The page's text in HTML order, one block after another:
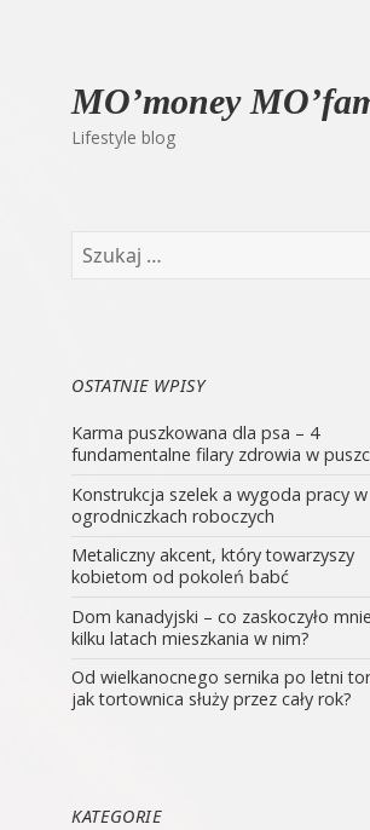
MO’money
Lifestyle blog
OSTATNIE WPISY
Karma puszkowana dla psa – 4
fundamentalne filary zdrowia w
Konstrukcja szelek a wygoda pracy w
ogrodniczkach roboczych
Metaliczny akcent, który towarzyszy
kobietom od pokoleń babć
Dom kanadyjski – co zaskoczyło
kilku latach mieszkania w nim?
Od wielkanocnego sernika po letni
jak tortownica służy przez cały rok?
KATEGORIE